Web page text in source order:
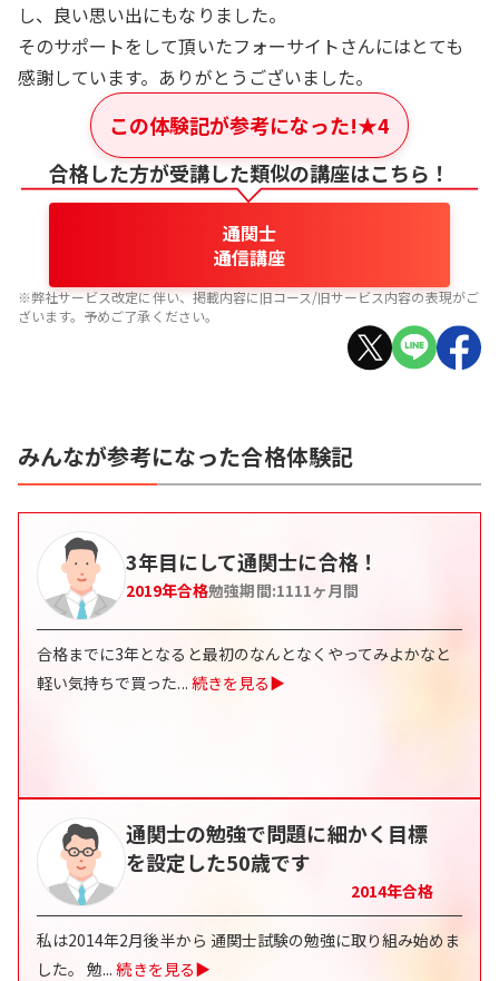
し、良い思い出にもなりました。
そのサポートをして頂いたフォーサイトさんにはとても
感謝しています。ありがとうございました。
この体験記が参考になった!★4
合格した方が受講した類似の講座はこちら！
通関士
通信講座
※弊社サービス改定に伴い、掲載内容に旧コース/旧サービス内容の表現がご
ざいます。予めご了承ください。
みんなが参考になった合格体験記
3年目にして通関士に合格！
2019年合格勉強期間:1111ヶ月間
合格までに3年となると最初のなんとなくやってみよかなと
軽い気持ちで買った... 続きを見る▶
通関士の勉強で問題に細かく目標
を設定した50歳です
2014年合格
私は2014年2月後半から 通関士試験の勉強に取り組み始めま
した。 勉... 続きを見る▶